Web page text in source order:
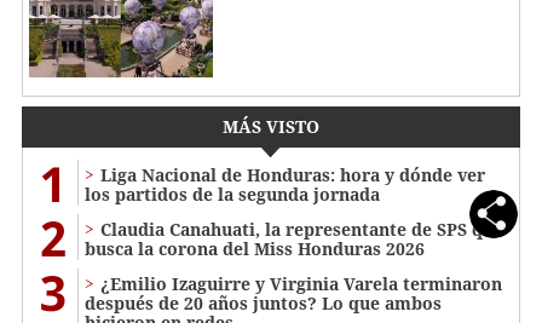
MÁS VISTO
1
Liga Nacional de Honduras: hora y dónde ver
los partidos de la segunda jornada
2
Claudia Canahuati, la representante de SPS que
busca la corona del Miss Honduras 2026
3
¿Emilio Izaguirre y Virginia Varela terminaron
después de 20 años juntos? Lo que ambos